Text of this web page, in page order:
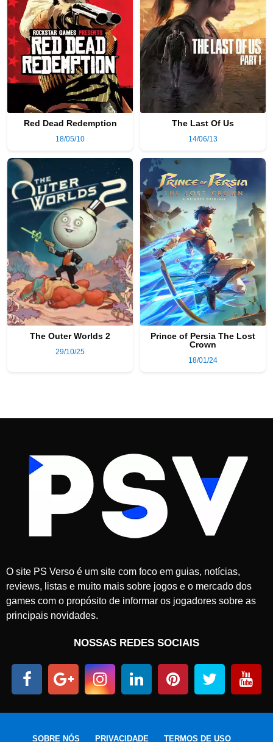
Red Dead Redemption
18/05/10
The Last Of Us
14/06/13
The Outer Worlds 2
29/10/25
Prince of Persia The Lost
Crown
18/01/24
O site PS Verso é um site com foco em guias, notícias,
reviews, listas e muito mais sobre jogos e o mercado dos
games com o propósito de informar os jogadores sobre as
principais novidades.
NOSSAS REDES SOCIAIS
SOBRE NÓS PRIVACIDADE TERMOS DE USO